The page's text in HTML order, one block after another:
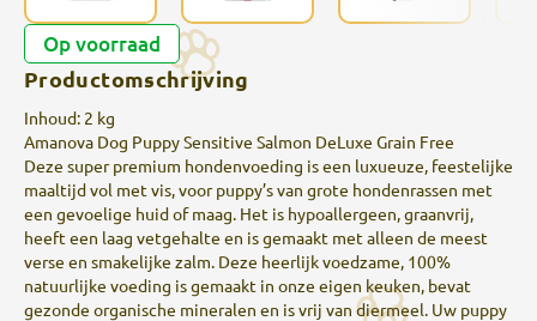
Op voorraad
Productomschrijving
Inhoud: 2 kg
Amanova Dog Puppy Sensitive Salmon DeLuxe Grain Free
Deze super premium hondenvoeding is een luxueuze, feestelijke
maaltijd vol met vis, voor puppy’s van grote hondenrassen met
een gevoelige huid of maag. Het is hypoallergeen, graanvrij,
heeft een laag vetgehalte en is gemaakt met alleen de meest
verse en smakelijke zalm. Deze heerlijk voedzame, 100%
natuurlijke voeding is gemaakt in onze eigen keuken, bevat
gezonde organische mineralen en is vrij van diermeel. Uw puppy